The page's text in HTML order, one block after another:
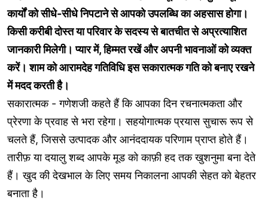
कार्यों को सीधे-सीधे निपटाने से आपको उपलब्धि का अहसास होगा।
किसी करीबी दोस्त या परिवार के सदस्य से बातचीत से अप्रत्याशित
जानकारी मिलेगी। प्यार में, हिम्मत रखें और अपनी भावनाओं को व्यक्त
करें। शाम को आरामदेह गतिविधि इस सकारात्मक गति को बनाए रखने
में मदद करती है।
सकारात्मक - गणेशजी कहते हैं कि आपका दिन रचनात्मकता और
प्रेरणा के प्रवाह से भरा रहेगा। सहयोगात्मक प्रयास सुचारू रूप से
चलते हैं, जिससे उत्पादक और आनंददायक परिणाम प्राप्त होते हैं।
तारीफ़ या दयालु शब्द आपके मूड को काफ़ी हद तक खुशनुमा बना देते
हैं। खुद की देखभाल के लिए समय निकालना आपकी सेहत को बेहतर
बनाता है।